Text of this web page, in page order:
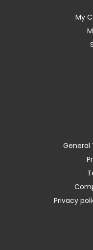
My
Privacy